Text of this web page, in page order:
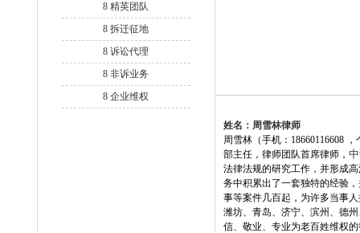
8 精英团队
8 拆迁征地
8 诉讼代理
8 非诉业务
8 企业维权
姓名：周雪林律师
周雪林（手机： 18660116608
部主任，律师团队首席律师，
法律法规的研究工作，并形成
务中积累出了一套独特的经验
事等案件几百起，为许多当事
潍坊、青岛、济宁、滨州、德
信、敬业、专业为老百姓维权